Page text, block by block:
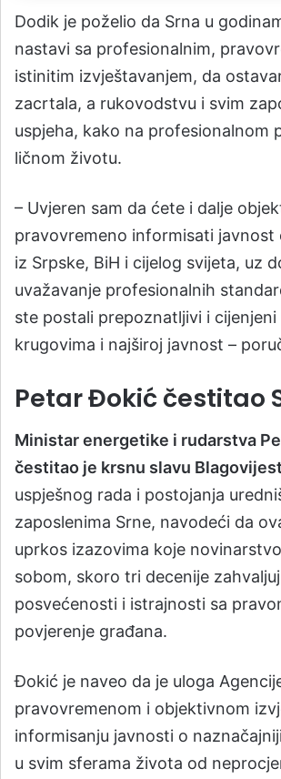
Dodik je poželio da Srna u
nastavi sa profesionalnim,
istinitim izvještavanjem, da
zacrtala, a rukovodstvu i svim
uspjeha, kako na profesionalnom
ličnom životu.
– Uvjeren sam da ćete i dalje
pravovremeno informisati javnost
iz Srpske, BiH i cijelog svijeta, uz
uvažavanje profesionalnih
ste postali prepoznatljivi i
krugovima i najširoj javnost –
Petar Đokić čestitao
Ministar energetike i rudarstva
čestitao je krsnu slavu
uspješnog rada i postojanja
zaposlenima Srne, navodeći da
uprkos izazovima koje
sobom, skoro tri decenije
posvećenosti i istrajnosti sa
povjerenje građana.
Đokić je naveo da je uloga
pravovremenom i objektivnom
informisanju javnosti o
u svim sferama života od